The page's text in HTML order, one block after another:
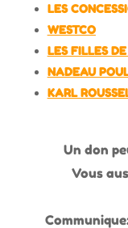
LES
WESTCO
LES FILLES
NADEAU
KARL
Un don
Vous